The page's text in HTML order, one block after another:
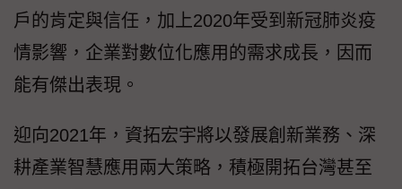
戶的肯定與信任，加上2020年受到新冠肺炎疫
情影響，企業對數位化應用的需求成長，因而
能有傑出表現。
迎向2021年，資拓宏宇將以發展創新業務、深
耕產業智慧應用兩大策略，積極開拓台灣甚至